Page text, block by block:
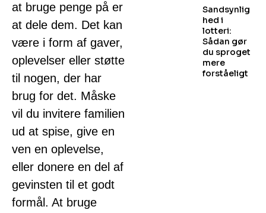
at bruge penge på er
at dele dem. Det kan
være i form af gaver,
oplevelser eller støtte
til nogen, der har
brug for det. Måske
vil du invitere familien
ud at spise, give en
ven en oplevelse,
eller donere en del af
gevinsten til et godt
formål. At bruge
Sandsynlig
hed i
lotteri:
Sådan gør
du sproget
mere
forståeligt